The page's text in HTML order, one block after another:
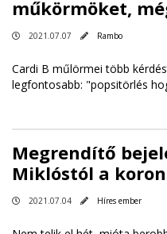
műkörmöket,
2021.07.07 Rambo
Cardi B műlörmei több
legfontosabb: "popsitörlés
Megrendítő
Miklóstól a
2021.07.04 Híres ember